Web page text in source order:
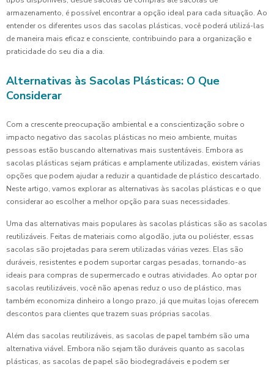
armazenamento, é possível encontrar a opção ideal para cada situação. Ao
entender os diferentes usos das sacolas plásticas, você poderá utilizá-las
de maneira mais eficaz e consciente, contribuindo para a organização e
praticidade do seu dia a dia.
Alternativas às Sacolas Plásticas: O Que
Considerar
Com a crescente preocupação ambiental e a conscientização sobre o
impacto negativo das sacolas plásticas no meio ambiente, muitas
pessoas estão buscando alternativas mais sustentáveis. Embora as
sacolas plásticas sejam práticas e amplamente utilizadas, existem várias
opções que podem ajudar a reduzir a quantidade de plástico descartado.
Neste artigo, vamos explorar as alternativas às sacolas plásticas e o que
considerar ao escolher a melhor opção para suas necessidades.
Uma das alternativas mais populares às sacolas plásticas são as sacolas
reutilizáveis. Feitas de materiais como algodão, juta ou poliéster, essas
sacolas são projetadas para serem utilizadas várias vezes. Elas são
duráveis, resistentes e podem suportar cargas pesadas, tornando-as
ideais para compras de supermercado e outras atividades. Ao optar por
sacolas reutilizáveis, você não apenas reduz o uso de plástico, mas
também economiza dinheiro a longo prazo, já que muitas lojas oferecem
descontos para clientes que trazem suas próprias sacolas.
Além das sacolas reutilizáveis, as sacolas de papel também são uma
alternativa viável. Embora não sejam tão duráveis quanto as sacolas
plásticas, as sacolas de papel são biodegradáveis e podem ser